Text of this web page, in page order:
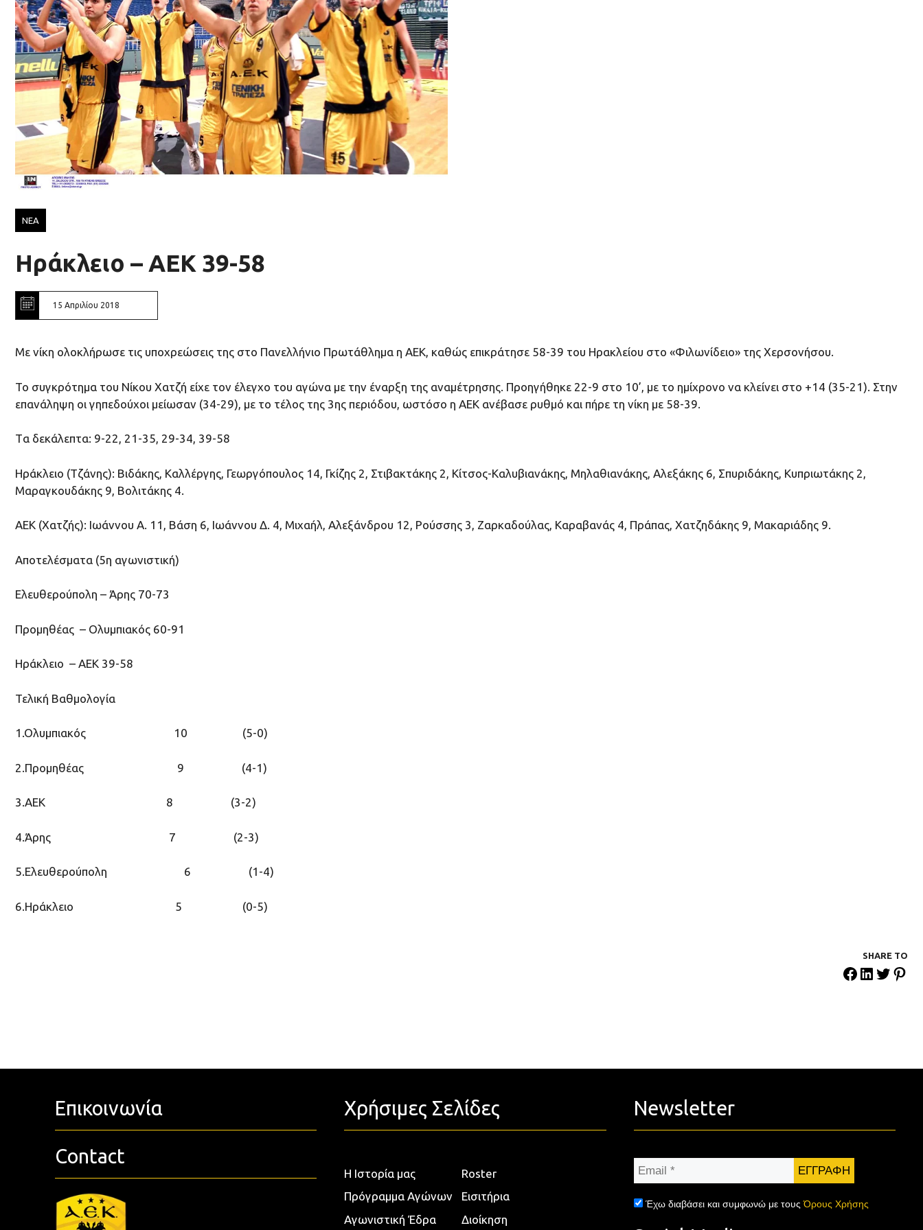
ΝΕΑ
Ηράκλειο – ΑΕΚ 39-58
15 Απριλίου 2018
Με νίκη ολοκλήρωσε τις υποχρεώσεις της στο Πανελλήνιο Πρωτάθλημα η ΑΕΚ, καθώς επικράτησε 58-39 του Ηρακλείου στο «Φιλωνίδειο» της Χερσονήσου.
Το συγκρότημα του Νίκου Χατζή είχε τον έλεγχο του αγώνα με την έναρξη της αναμέτρησης. Προηγήθηκε 22-9 στο 10’, με το ημίχρονο να κλείνει στο +14 (35-21). Στην
επανάληψη οι γηπεδούχοι μείωσαν (34-29), με το τέλος της 3ης περιόδου, ωστόσο η ΑΕΚ ανέβασε ρυθμό και πήρε τη νίκη με 58-39.
Tα δεκάλεπτα: 9-22, 21-35, 29-34, 39-58
Ηράκλειο (Τζάνης): Βιδάκης, Καλλέργης, Γεωργόπουλος 14, Γκίζης 2, Στιβακτάκης 2, Κίτσος-Καλυβιανάκης, Μηλαθιανάκης, Αλεξάκης 6, Σπυριδάκης, Κυπριωτάκης 2,
Μαραγκουδάκης 9, Βολιτάκης 4.
ΑΕΚ (Χατζής): Ιωάννου Α. 11, Βάση 6, Ιωάννου Δ. 4, Μιχαήλ, Αλεξάνδρου 12, Ρούσσης 3, Ζαρκαδούλας, Καραβανάς 4, Πράπας, Χατζηδάκης 9, Μακαριάδης 9.
Αποτελέσματα (5η αγωνιστική)
Ελευθερούπολη – Άρης 70-73
Προμηθέας – Ολυμπιακός 60-91
Ηράκλειο – ΑΕΚ 39-58
Τελική Bαθμολογία
1.Oλυμπιακός 10 (5-0)
2.Προμηθέας 9 (4-1)
3.ΑΕΚ 8 (3-2)
4.Άρης 7 (2-3)
5.Ελευθερούπολη 6 (1-4)
6.Ηράκλειο 5 (0-5)
SHARE ΤΟ
Επικοινωνία
Contact
Χρήσιμες Σελίδες
Η Ιστορία μας
Roster
Πρόγραμμα Αγώνων
Εισιτήρια
Αγωνιστική Έδρα
Διοίκηση
Newsletter
Email
Έχω διαβάσει και συμφωνώ με τουςΌρους Χρήσης